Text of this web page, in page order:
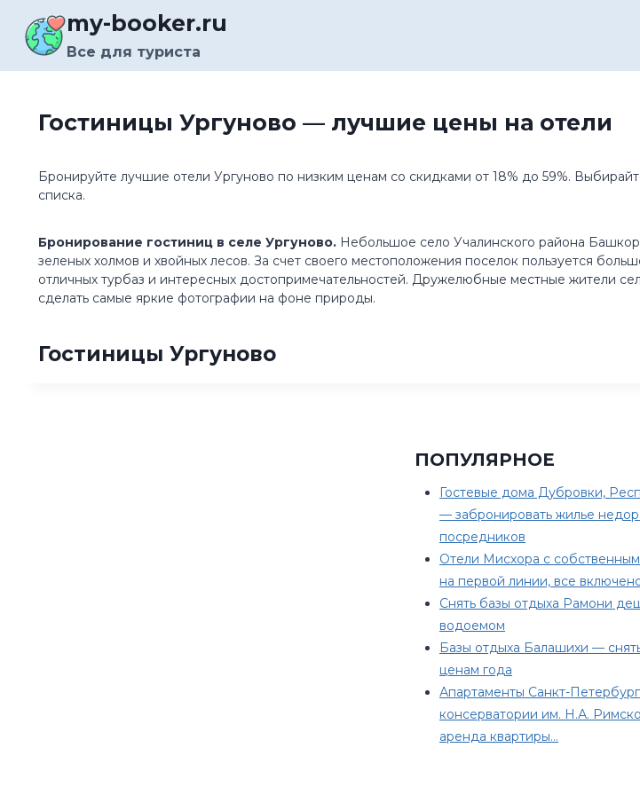
содержимому
my-booker.ru
Все для туриста
Гостиницы Ургуново — лучшие цены на отели
Бронируйте лучшие отели Ургуново по низким ценам со скидками от 18% до 59%.
списка.
Бронирование гостиниц в селе Ургуново. Небольшое село Учалинского района
зеленых холмов и хвойных лесов. За счет своего местоположения поселок пользуется
отличных турбаз и интересных достопримечательностей. Дружелюбные местные жители
сделать самые яркие фотографии на фоне природы.
Гостиницы Ургуново
ПОПУЛЯРНОЕ
Гостевые дома Дубровки,
— забронировать жилье
посредников
Отели Мисхора с
на первой линии, все
Снять базы отдыха Рамони
водоемом
Базы отдыха Балашихи —
ценам года
Апартаменты Санкт-
консерватории им. Н.А.
аренда квартиры…